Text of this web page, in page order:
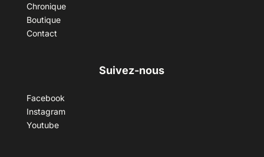
Chronique
Boutique
Contact
Suivez-nous
Facebook
Instagram
Youtube